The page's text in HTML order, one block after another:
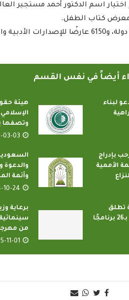
اسم الدكتور أحمد مستجير
معرض كتاب الطفل.
أيضاً في نفس القسم
لبناء
هيئة
وتصفها
03-03
بإدراج
الأممية
والدعوة
وأئمة
10-24
تطلق
شبكتها البرامجية الصيفية بـ26 برنامجًا
برعاية
من
11-01
التعاون الإسلامي
2022-04-